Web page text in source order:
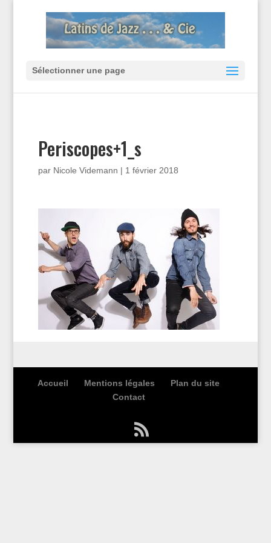
Sélectionner une page
Periscopes+1_s
par Nicole Videmann | 1 février 2018
Accueil Mentions légales
Plan du site
Contact